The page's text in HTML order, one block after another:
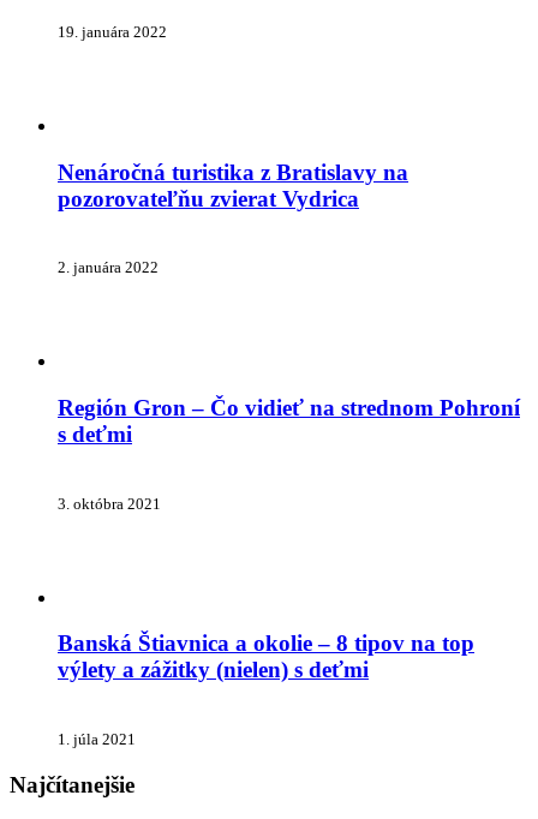
19. januára 2022
Nenáročná turistika z Bratislavy na
pozorovateľňu zvierat Vydrica
2. januára 2022
Región Gron – Čo vidieť na strednom Pohroní
s deťmi
3. októbra 2021
Banská Štiavnica a okolie – 8 tipov na top
výlety a zážitky (nielen) s deťmi
1. júla 2021
Najčítanejšie